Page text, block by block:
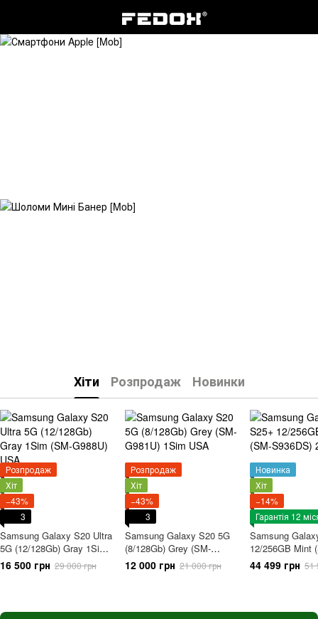
Хіти Розпродаж Новинки
Розпродаж
Хіт
−43%
3
Samsung Galaxy S20 Ultra
5G (12/128Gb) Gray 1Sim
(SM-G988U) USA
16 500 грн 29 000 грн
Розпродаж
Хіт
−43%
3
Samsung Galaxy S20 5G
(8/128Gb) Grey (SM-
G981U) 1Sim USA
12 000 грн 21 000 грн
Новинка
Хіт
−14%
Гарантія 12
Samsung
12/256GB Mint
S936DS)
44 499 грн 51